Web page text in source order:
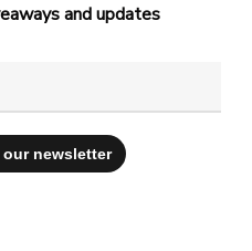
and updates